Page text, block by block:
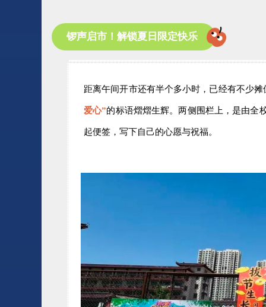
锣声启市！解锁夏日限定快乐
距离午间开市还有半个多小时，已经有不少
爱心”的标语熠熠生辉。两侧围栏上，是由全
起便签，写下自己的心愿与祝福。